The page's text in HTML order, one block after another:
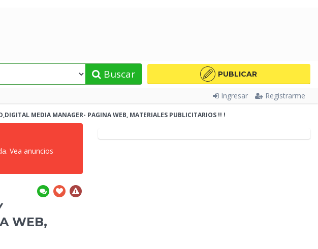
Buscar PUBLICAR
Ingresar Registrarme
MEDIA MANAGER- PAGINA WEB, MATERIALES PUBLICITARIOS !! !
Vea anuncios
WEB,